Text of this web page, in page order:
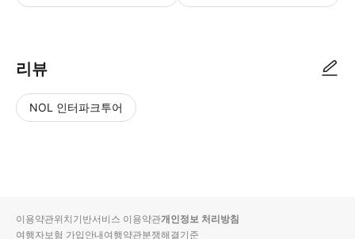
리뷰
NOL 인터파크투어
입니
순
상
이용약관위치기반서비스 이용약관개인정보 처리방침
여행자보험 가입안내여행약관분쟁해결기준